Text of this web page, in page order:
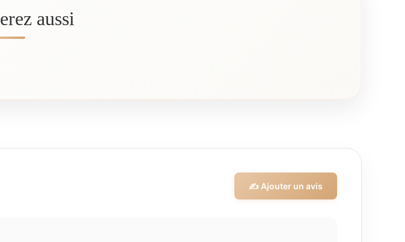
aussi
✍️ Ajouter un avis